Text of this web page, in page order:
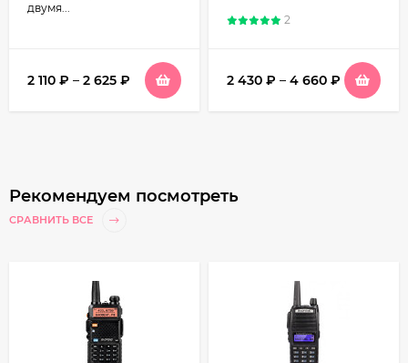
двумя...
2 110 ₽ – 2 625 ₽
2
2 430 ₽ – 4 660 ₽
Рекомендуем посмотреть
СРАВНИТЬ ВСЕ